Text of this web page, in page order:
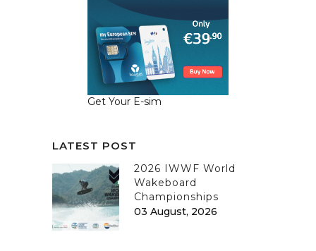
Get Your E-sim
LATEST POST
2026 IWWF World
Wakeboard
Championships
03 August, 2026